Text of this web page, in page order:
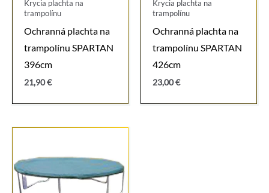
Krycia plachta na
trampolínu
Ochranná plachta na
trampolínu SPARTAN
396cm
21,90€
Krycia plachta na
trampolínu
Ochranná plachta na
trampolínu SPARTAN
426cm
23,00€